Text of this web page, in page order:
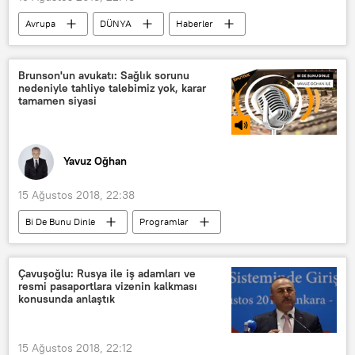
Avrupa DÜNYA
Haberler
Almanya
Alman hükümeti
Almanya İçişleri Bakanlığı
Brunson'un avukatı: Sağlık sorunu
nedeniyle tahliye talebimiz yok, karar
tamamen siyasi
Yavuz Oğhan
15 Ağustos 2018, 22:38
Bi De Bunu Dinle
Programlar
RADYO
ABD
TÜRKİYE
İsmail Cem Halavurt
Andrew Brunson
Türkiye-ABD ilişkileri
Çavuşoğlu: Rusya ile iş adamları ve
resmi pasaportlara vizenin kalkması
konusunda anlaştık
15 Ağustos 2018, 22:12